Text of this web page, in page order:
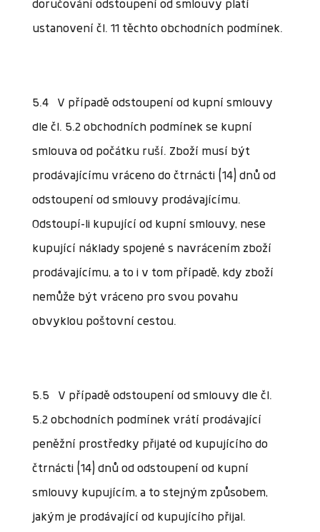
doručování odstoupení od smlouvy platí
ustanovení čl. 11 těchto obchodních podmínek.
5.4 V případě odstoupení od kupní smlouvy
dle čl. 5.2 obchodních podmínek se kupní
smlouva od počátku ruší. Zboží musí být
prodávajícímu vráceno do čtrnácti (14) dnů od
odstoupení od smlouvy prodávajícímu.
Odstoupí-li kupující od kupní smlouvy, nese
kupující náklady spojené s navrácením zboží
prodávajícímu, a to i v tom případě, kdy zboží
nemůže být vráceno pro svou povahu
obvyklou poštovní cestou.
5.5 V případě odstoupení od smlouvy dle čl.
5.2 obchodních podmínek vrátí prodávající
peněžní prostředky přijaté od kupujícího do
čtrnácti (14) dnů od odstoupení od kupní
smlouvy kupujícím, a to stejným způsobem,
jakým je prodávající od kupujícího přijal.